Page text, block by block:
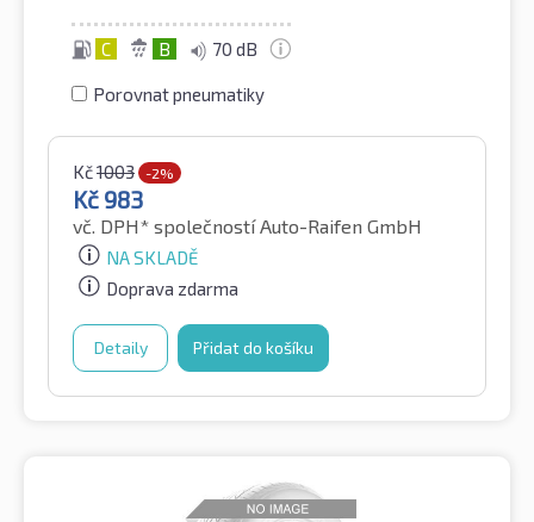
C B 70 dB
Porovnat pneumatiky
Kč1003 -2%
Kč 983
vč. DPH* společností Auto-Raifen GmbH
NA SKLADĚ
Doprava zdarma
Detaily Přidat do košíku